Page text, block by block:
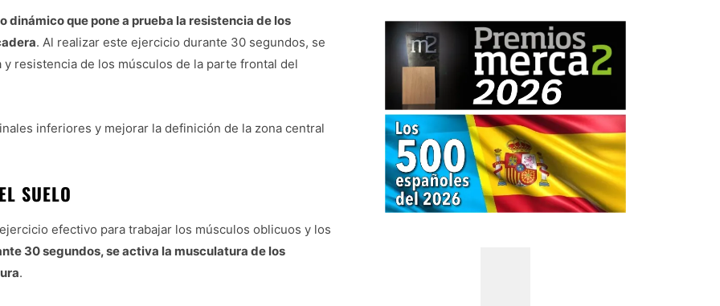
que pone a prueba la resistencia de los
. Al realizar este ejercicio durante 30 segundos, se
resistencia de los músculos de la parte frontal del
inferiores y mejorar la definición de la zona central
SUELO
efectivo para trabajar los músculos oblicuos y los
30 segundos, se activa la musculatura de los
.